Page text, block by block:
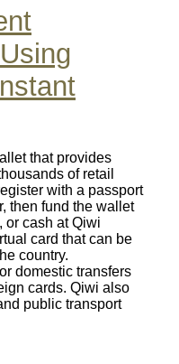
that provides
of retail
with a passport
then fund the wallet
or cash at Qiwi
card that can be
country.
domestic transfers
cards. Qiwi also
public transport